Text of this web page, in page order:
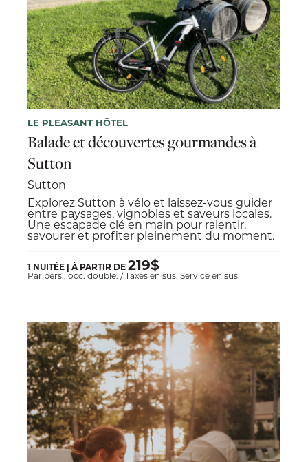
LE PLEASANT HÔTEL
Balade et découvertes gourmandes à
Sutton
Sutton
Explorez Sutton à vélo et laissez-vous guider
entre paysages, vignobles et saveurs locales.
Une escapade clé en main pour ralentir,
savourer et profiter pleinement du moment.
1 NUITÉE | À PARTIR DE219$
Par pers., occ. double. / Taxes en sus, Service en sus